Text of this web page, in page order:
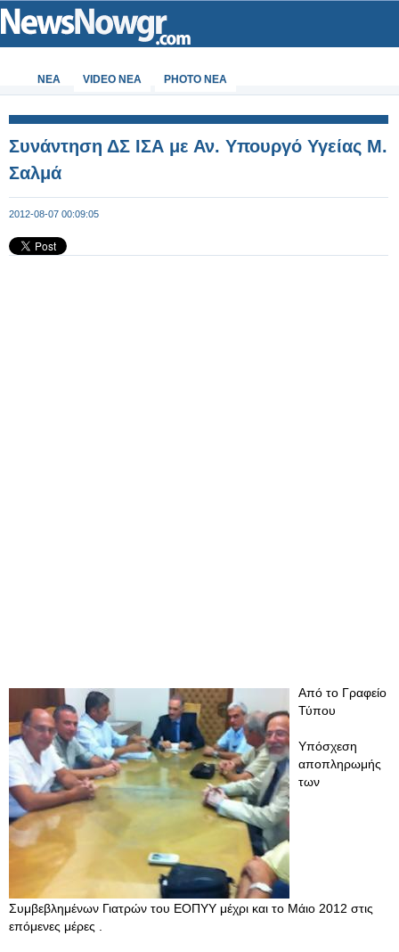
ΝΕΑ VIDEO NEA PHOTO NEA
Συνάντηση ΔΣ ΙΣΑ με Αν. Υπουργό Υγείας Μ.
Σαλμά
2012-08-07 00:09:05
Από το Γραφείο
Τύπου
Υπόσχεση
αποπληρωμής
των
Συμβεβλημένων Γιατρών του ΕΟΠΥΥ μέχρι και το Μάιο 2012 στις
επόμενες μέρες .